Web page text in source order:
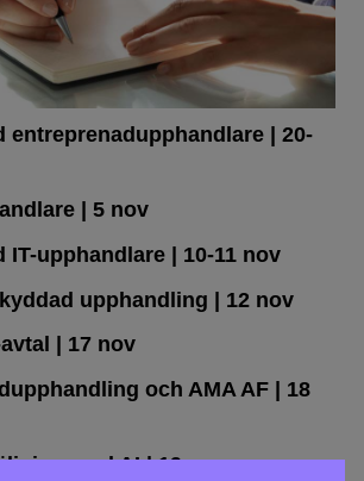
entreprenad­upphandlare
| 20-
| 5 nov
IT-upphandlare| 10-11 nov
upphandling | 12 nov
| 17 nov
och AMA AF| 18
med AI| 19 nov